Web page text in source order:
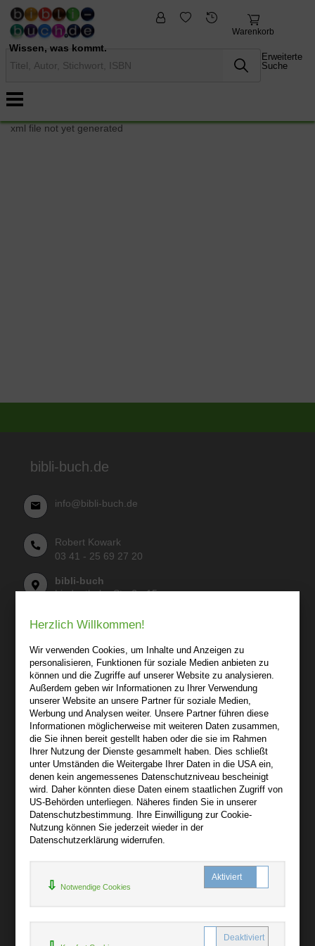
Wissen, was kommt.
Warenkorb
Erweiterte
Suche
fremdsprachige
Bücher
xml file not yet generated
bibli-buch.de
info@bibli-buch.de
Robert Kowark
03 41 - 25 69 27 20
bibli-buch
Lindenthaler Straße 15
Wir sind gerne für Sie persönlich da.
Über bibli-buch.de
+
AGB
Impressum
Widerruf
Datenschutz
Hilfe
+
Herzlich Willkommen!
Wir verwenden Cookies, um Inhalte und Anzeigen zu
personalisieren, Funktionen für soziale Medien anbieten zu
können und die Zugriffe auf unserer Website zu analysieren.
Außerdem geben wir Informationen zu Ihrer Verwendung
unserer Website an unsere Partner für soziale Medien,
Werbung und Analysen weiter. Unsere Partner führen diese
Informationen möglicherweise mit weiteren Daten zusammen,
die Sie ihnen bereit gestellt haben oder die sie im Rahmen
Ihrer Nutzung der Dienste gesammelt haben. Dies schließt
unter Umständen die Weitergabe Ihrer Daten in die USA ein,
denen kein angemessenes Datenschutzniveau bescheinigt
wird. Daher könnten diese Daten einem staatlichen Zugriff von
US-Behörden unterliegen. Näheres finden Sie in unserer
Datenschutzbestimmung. Ihre Einwilligung zur Cookie-
Nutzung können Sie jederzeit wieder in der
Datenschutzerklärung widerrufen.
Notwendige Cookies